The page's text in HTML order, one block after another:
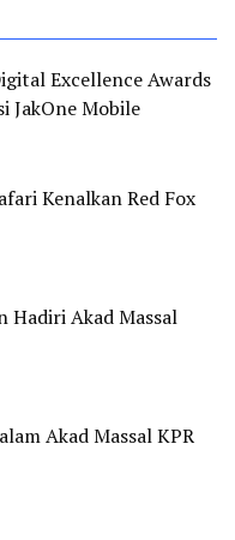
Excellence Awards
JakOne Mobile
Kenalkan Red Fox
Hadiri Akad Massal
Akad Massal KPR